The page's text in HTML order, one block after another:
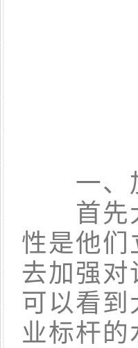
一、加
首先大
性是他们
去加强
可以看
业标杆的